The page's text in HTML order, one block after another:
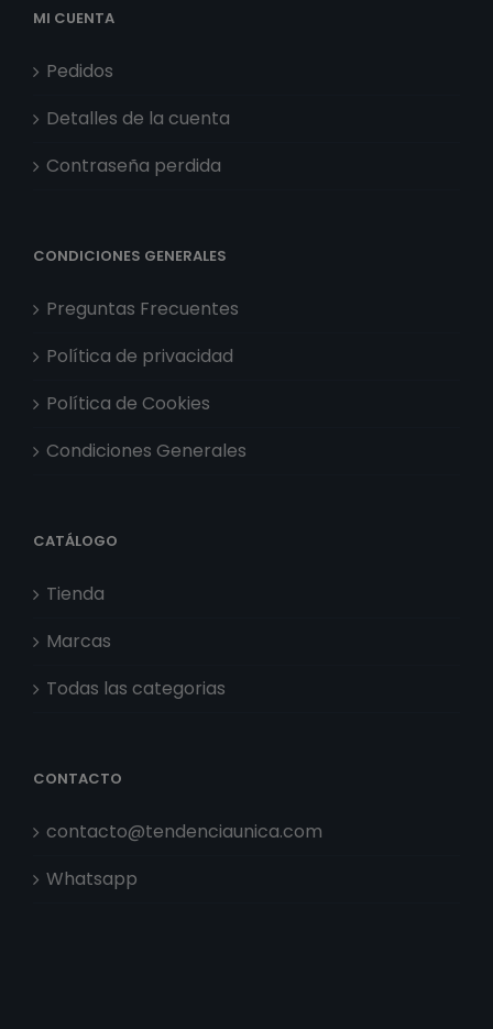
MI CUENTA
Pedidos
Detalles de la cuenta
Contraseña perdida
CONDICIONES GENERALES
Preguntas Frecuentes
Política de privacidad
Política de Cookies
Condiciones Generales
CATÁLOGO
Tienda
Marcas
Todas las categorias
CONTACTO
contacto@tendenciaunica.com
Whatsapp